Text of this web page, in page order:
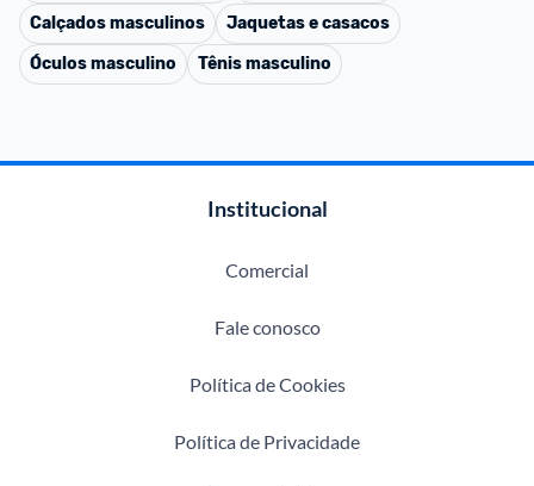
Calçados masculinos
Jaquetas e casacos
Óculos masculino
Tênis masculino
Institucional
Comercial
Fale conosco
Política de Cookies
Política de Privacidade